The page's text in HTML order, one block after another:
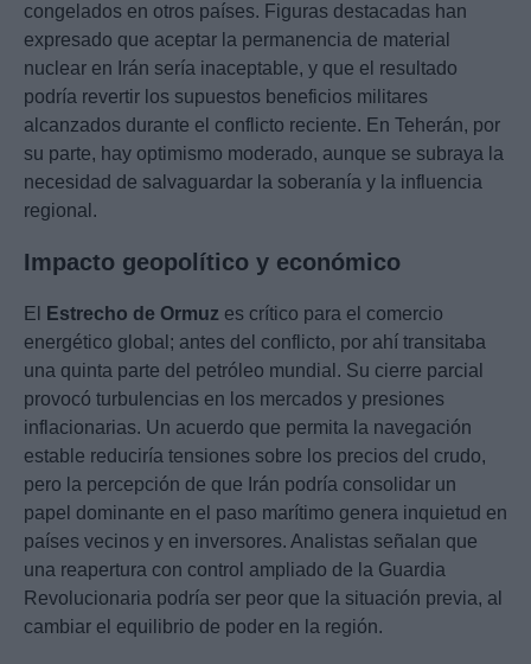
congelados en otros países. Figuras destacadas han
expresado que aceptar la permanencia de material
nuclear en Irán sería inaceptable, y que el resultado
podría revertir los supuestos beneficios militares
alcanzados durante el conflicto reciente. En Teherán, por
su parte, hay optimismo moderado, aunque se subraya la
necesidad de salvaguardar la soberanía y la influencia
regional.
Impacto geopolítico y económico
El Estrecho de Ormuz es crítico para el comercio
energético global; antes del conflicto, por ahí transitaba
una quinta parte del petróleo mundial. Su cierre parcial
provocó turbulencias en los mercados y presiones
inflacionarias. Un acuerdo que permita la navegación
estable reduciría tensiones sobre los precios del crudo,
pero la percepción de que Irán podría consolidar un
papel dominante en el paso marítimo genera inquietud en
países vecinos y en inversores. Analistas señalan que
una reapertura con control ampliado de la Guardia
Revolucionaria podría ser peor que la situación previa, al
cambiar el equilibrio de poder en la región.